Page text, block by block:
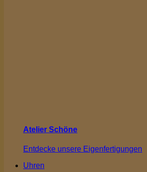
Atelier Schöne
Entdecke unsere Eigenfertigungen
Uhren